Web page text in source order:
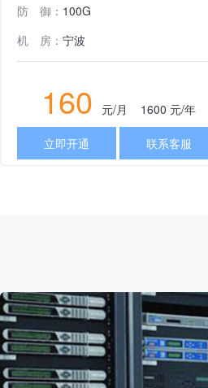
防 御： 100G
机 房： 宁波
160 元/月 1600 元/年
立即开通 联系客服